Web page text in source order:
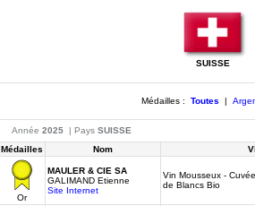
SUISSE
Médailles : Toutes |
Année 2025 | Pays SUISSE
Médailles
Nom
Or
MAULER & CIE SA
GALIMAND Etienne
Site Internet
Vin Mousseux -
de Blancs Bio